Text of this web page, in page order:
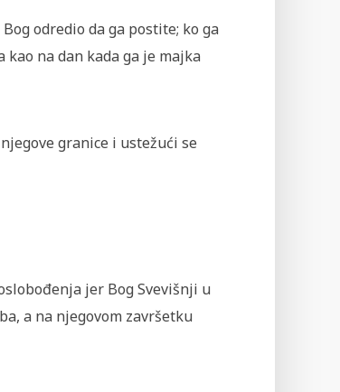
odredio da ga postite; ko ga
na dan kada ga je majka
granice i ustežući se
jer Bog Svevišnji u
a na njegovom završetku